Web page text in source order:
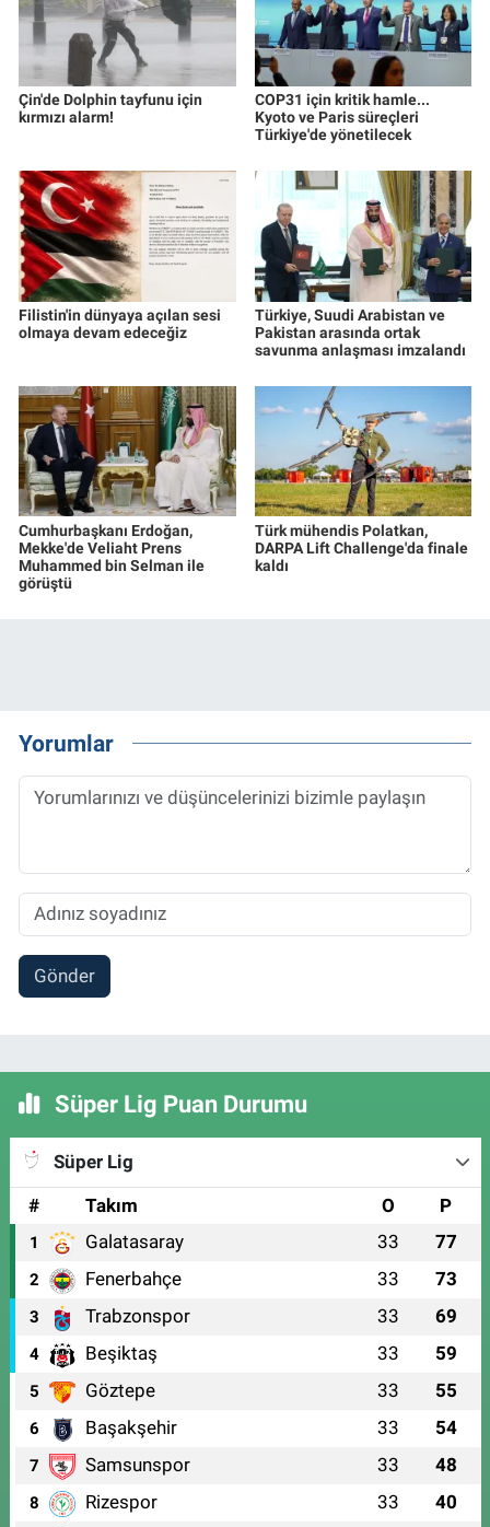
Çin'de Dolphin tayfunu için
kırmızı alarm!
COP31 için kritik hamle...
Kyoto ve Paris süreçleri
Türkiye'de yönetilecek
Filistin'in dünyaya açılan sesi
olmaya devam edeceğiz
Türkiye, Suudi Arabistan ve
Pakistan arasında ortak
savunma anlaşması imzalandı
Cumhurbaşkanı Erdoğan,
Mekke'de Veliaht Prens
Muhammed bin Selman ile
görüştü
Türk mühendis Polatkan,
DARPA Lift Challenge'da finale
kaldı
Yorumlar
Gönder
Süper Lig Puan Durumu
Süper Lig
#
Takım O P
1 Galatasaray 33 77
2 Fenerbahçe 33 73
3 Trabzonspor 33 69
4 Beşiktaş 33 59
5 Göztepe 33 55
6 Başakşehir 33 54
7 Samsunspor 33 48
8 Rizespor 33 40